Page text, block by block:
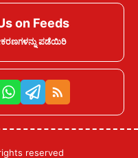
on Feeds
ಪಡೆಯಿರಿ
reserved